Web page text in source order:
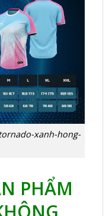
xanh-hong-
PHẨM